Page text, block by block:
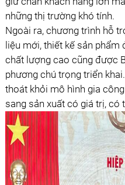
những thị trường khó tính.
Ngoài ra, chương trình hỗ
liệu mới, thiết kế sản
chất lượng cao cũng được
phương chú trọng triển
thoát khỏi mô hình gia
sang sản xuất có giá trị, có